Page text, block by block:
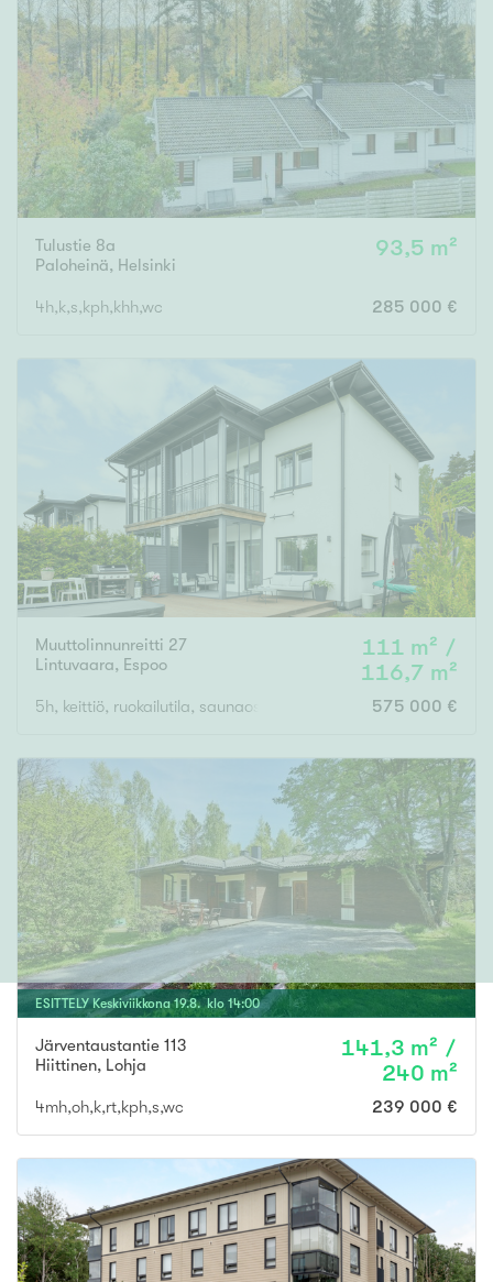
Tulustie 8a
Paloheinä, Helsinki
93,5 m²
4h,k,s,kph,khh,wc 285 000 €
Muuttolinnunreitti 27
Lintuvaara, Espoo
111 m² /
116,7 m²
5h, keittiö, ruokailutila, saunaosasto, kylpyhuone, varasto,
575 000 €
ESITTELY Keskiviikkona 19.8. klo 14:00
Järventaustantie 113
Hiittinen, Lohja
141,3 m² /
240 m²
4mh,oh,k,rt,kph,s,wc 239 000 €